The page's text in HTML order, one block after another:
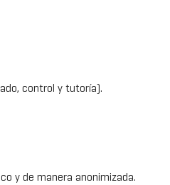
control y tutoría).
y de manera anonimizada.